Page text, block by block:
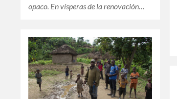
opaco. En vísperas de la renovación…